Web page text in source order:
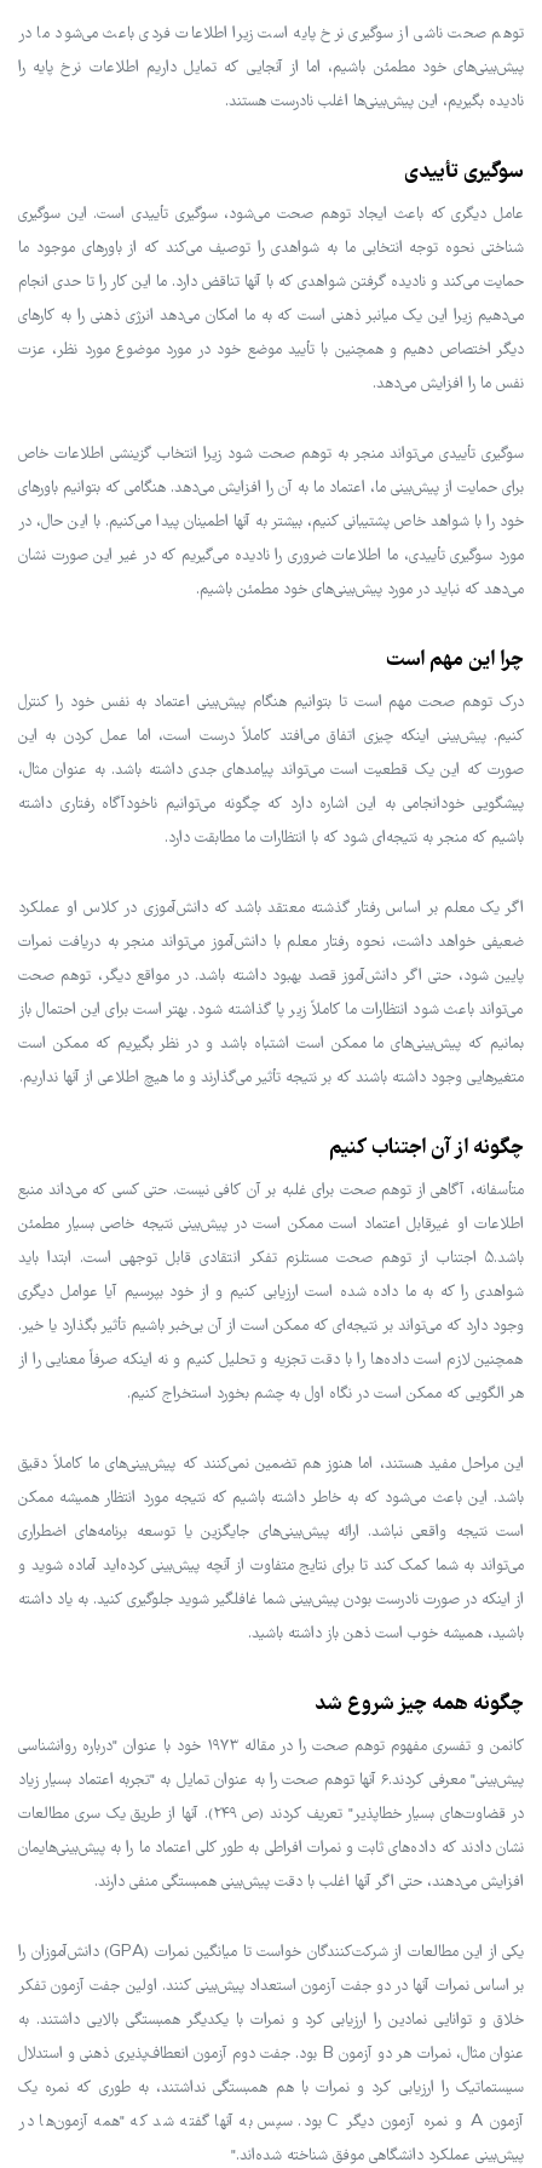
توهم صحت ناشی از سوگیری نرخ پایه است زیرا اطلاعات فردی باعث می‌شود ما در
پیش‌بینی‌های خود مطمئن باشیم، اما از آنجایی که تمایل داریم اطلاعات نرخ پایه را
نادیده بگیریم، این پیش‌بینی‌ها اغلب نادرست هستند.
سوگیری تأییدی
عامل دیگری که باعث ایجاد توهم صحت می‌شود، سوگیری تأییدی است. این سوگیری
شناختی نحوه توجه انتخابی ما به شواهدی را توصیف می‌کند که از باورهای موجود ما
حمایت می‌کند و نادیده گرفتن شواهدی که با آنها تناقض دارد. ما این کار را تا حدی انجام
می‌دهیم زیرا این یک میانبر ذهنی است که به ما امکان می‌دهد انرژی ذهنی را به کارهای
دیگر اختصاص دهیم و همچنین با تأیید موضع خود در مورد موضوع مورد نظر، عزت
نفس ما را افزایش می‌دهد.
سوگیری تأییدی می‌تواند منجر به توهم صحت شود زیرا انتخاب گزینشی اطلاعات خاص
برای حمایت از پیش‌بینی ما، اعتماد ما به آن را افزایش می‌دهد. هنگامی که بتوانیم باورهای
خود را با شواهد خاص پشتیبانی کنیم، بیشتر به آنها اطمینان پیدا می‌کنیم. با این حال، در
مورد سوگیری تأییدی، ما اطلاعات ضروری را نادیده می‌گیریم که در غیر این صورت نشان
می‌دهد که نباید در مورد پیش‌بینی‌های خود مطمئن باشیم.
چرا این مهم است
درک توهم صحت مهم است تا بتوانیم هنگام پیش‌بینی اعتماد به نفس خود را کنترل
کنیم. پیش‌بینی اینکه چیزی اتفاق می‌افتد کاملاً درست است، اما عمل کردن به این
صورت که این یک قطعیت است می‌تواند پیامدهای جدی داشته باشد. به عنوان مثال،
پیشگویی خودانجامی به این اشاره دارد که چگونه می‌توانیم ناخودآگاه رفتاری داشته
باشیم که منجر به نتیجه‌ای شود که با انتظارات ما مطابقت دارد.
اگر یک معلم بر اساس رفتار گذشته معتقد باشد که دانش‌آموزی در کلاس او عملکرد
ضعیفی خواهد داشت، نحوه رفتار معلم با دانش‌آموز می‌تواند منجر به دریافت نمرات
پایین شود، حتی اگر دانش‌آموز قصد بهبود داشته باشد. در مواقع دیگر، توهم صحت
می‌تواند باعث شود انتظارات ما کاملاً زیر پا گذاشته شود. بهتر است برای این احتمال باز
بمانیم که پیش‌بینی‌های ما ممکن است اشتباه باشد و در نظر بگیریم که ممکن است
متغیرهایی وجود داشته باشند که بر نتیجه تأثیر می‌گذارند و ما هیچ اطلاعی از آنها نداریم.
چگونه از آن اجتناب کنیم
متأسفانه، آگاهی از توهم صحت برای غلبه بر آن کافی نیست. حتی کسی که می‌داند منبع
اطلاعات او غیرقابل اعتماد است ممکن است در پیش‌بینی نتیجه خاصی بسیار مطمئن
باشد.۵ اجتناب از توهم صحت مستلزم تفکر انتقادی قابل توجهی است. ابتدا باید
شواهدی را که به ما داده شده است ارزیابی کنیم و از خود بپرسیم آیا عوامل دیگری
وجود دارد که می‌تواند بر نتیجه‌ای که ممکن است از آن بی‌خبر باشیم تأثیر بگذارد یا خیر.
همچنین لازم است داده‌ها را با دقت تجزیه و تحلیل کنیم و نه اینکه صرفاً معنایی را از
هر الگویی که ممکن است در نگاه اول به چشم بخورد استخراج کنیم.
این مراحل مفید هستند، اما هنوز هم تضمین نمی‌کنند که پیش‌بینی‌های ما کاملاً دقیق
باشد. این باعث می‌شود که به خاطر داشته باشیم که نتیجه مورد انتظار همیشه ممکن
است نتیجه واقعی نباشد. ارائه پیش‌بینی‌های جایگزین یا توسعه برنامه‌های اضطراری
می‌تواند به شما کمک کند تا برای نتایج متفاوت از آنچه پیش‌بینی کرده‌اید آماده شوید و
از اینکه در صورت نادرست بودن پیش‌بینی شما غافلگیر شوید جلوگیری کنید. به یاد داشته
باشید، همیشه خوب است ذهن باز داشته باشید.
چگونه همه چیز شروع شد
کانمن و تفسری مفهوم توهم صحت را در مقاله ۱۹۷۳ خود با عنوان "درباره روانشناسی
پیش‌بینی" معرفی کردند.۶ آنها توهم صحت را به عنوان تمایل به "تجربه اعتماد بسیار زیاد
در قضاوت‌های بسیار خطاپذیر" تعریف کردند (ص ۲۴۹). آنها از طریق یک سری مطالعات
نشان دادند که داده‌های ثابت و نمرات افراطی به طور کلی اعتماد ما را به پیش‌بینی‌هایمان
افزایش می‌دهند، حتی اگر آنها اغلب با دقت پیش‌بینی همبستگی منفی دارند.
یکی از این مطالعات از شرکت‌کنندگان خواست تا میانگین نمرات (GPA) دانش‌آموزان را
بر اساس نمرات آنها در دو جفت آزمون استعداد پیش‌بینی کنند. اولین جفت آزمون تفکر
خلاق و توانایی نمادین را ارزیابی کرد و نمرات با یکدیگر همبستگی بالایی داشتند. به
عنوان مثال، نمرات هر دو آزمون B بود. جفت دوم آزمون انعطاف‌پذیری ذهنی و استدلال
سیستماتیک را ارزیابی کرد و نمرات با هم همبستگی نداشتند، به طوری که نمره یک
آزمون A و نمره آزمون دیگر C بود. سپس به آنها گفته شد که "همه آزمون‌ها در
پیش‌بینی عملکرد دانشگاهی موفق شناخته شده‌اند."